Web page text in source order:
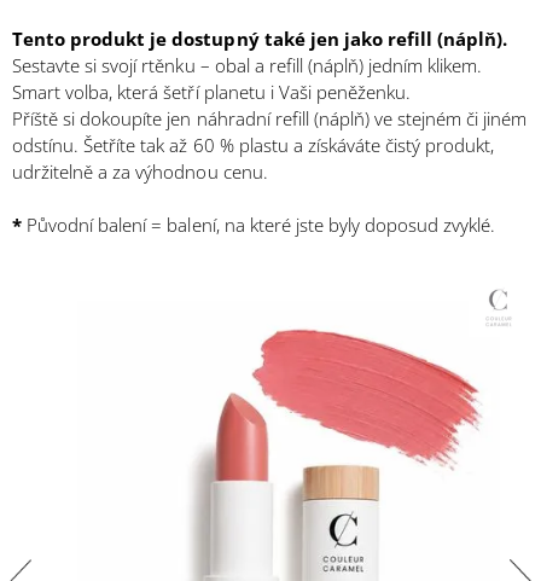
Tento produkt je dostupný také jen jako refill (náplň).
Sestavte si svojí rtěnku – obal a refill (náplň) jedním klikem.
Smart volba, která šetří planetu i Vaši peněženku.
Příště si dokoupíte jen náhradní refill (náplň) ve stejném či jiném
odstínu. Šetříte tak až 60 % plastu a získáváte čistý produkt,
udržitelně a za výhodnou cenu.
* Původní balení = balení, na které jste byly doposud zvyklé.